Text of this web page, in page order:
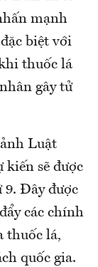
mạnh
biệt với
thuốc lá
gây tử
Luật
kiến sẽ được
9. Đây được
các chính
thuốc lá,
quốc gia.